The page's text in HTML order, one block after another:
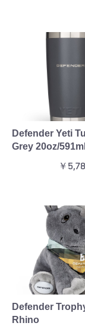
お買
Defender Yeti
Grey 20oz/591ml
￥
Defender
Rhino